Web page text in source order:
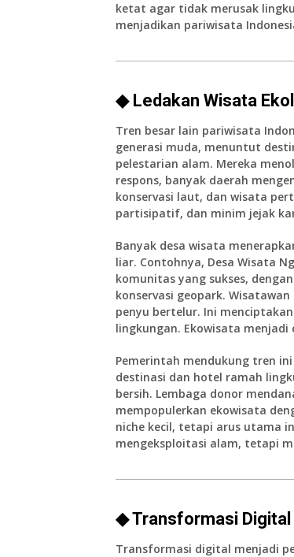
ketat agar tidak merusak
menjadikan pariwisata
◆ Ledakan Wisata
Tren besar lain pariwisata
generasi muda, menuntut
pelestarian alam. Mereka
respons, banyak daerah
konservasi laut, dan wisata
partisipatif, dan minim jejak
Banyak desa wisata
liar. Contohnya, Desa Wisata
komunitas yang sukses,
konservasi geopark.
penyu bertelur. Ini
lingkungan. Ekowisata
Pemerintah mendukung tren
destinasi dan hotel ramah
bersih. Lembaga donor
mempopulerkan ekowisata
niche kecil, tetapi arus utama
mengeksploitasi alam, tetapi
◆ Transformasi
Transformasi digital menjadi